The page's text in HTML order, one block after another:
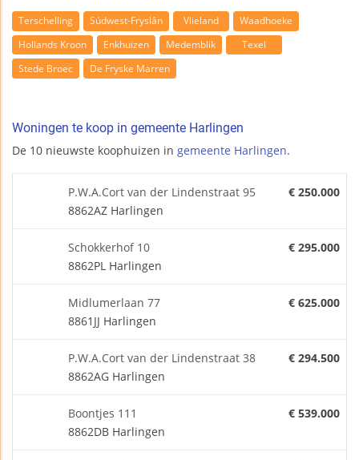
Terschelling Súdwest-Fryslân Vlieland
Waadhoeke
Hollands Kroon
Enkhuizen Medemblik
Texel
Stede Broec
De Fryske Marren
Woningen te koop in gemeente Harlingen
De 10 nieuwste koophuizen in gemeente Harlingen.
P.W.A.Cort van der Lindenstraat 95
8862AZ Harlingen
€ 250.000
Schokkerhof 10
8862PL Harlingen
€ 295.000
Midlumerlaan 77
8861JJ Harlingen
€ 625.000
P.W.A.Cort van der Lindenstraat 38
8862AG Harlingen
€ 294.500
Boontjes 111
8862DB Harlingen
€ 539.000